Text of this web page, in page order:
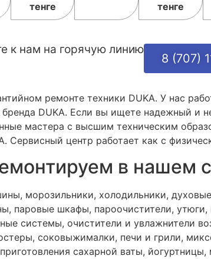
тенге
тенге
к нам на горячую линию
8 (707)
ремонте техники DUKA. У нас
DUKA. Если вы ищете надежный и
мастера с высшим техническим
Сервисный центр работает как с
в нашем
морозильники, холодильники,
паровые шкафы, пароочистители, утюги,
системы, очистители и увлажнители
соковыжималки, печи и грили,
сахарной ваты,